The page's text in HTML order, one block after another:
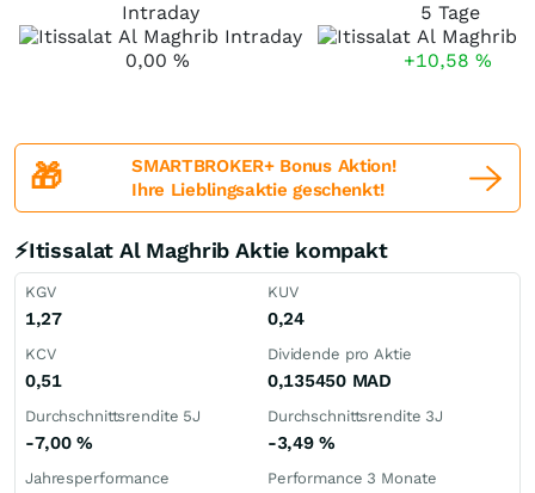
Intraday
0,00 %
5 Tage
+10,58 %
🎁
SMARTBROKER+ Bonus Aktion!
Ihre Lieblingsaktie geschenkt!
⚡Itissalat Al Maghrib Aktie kompakt
KGV
1,27
KUV
0,24
KCV
0,51
Dividende pro Aktie
0,135450 MAD
Durchschnittsrendite 5J
-7,00%
Durchschnittsrendite 3J
-3,49%
Jahresperformance Performance 3 Monate